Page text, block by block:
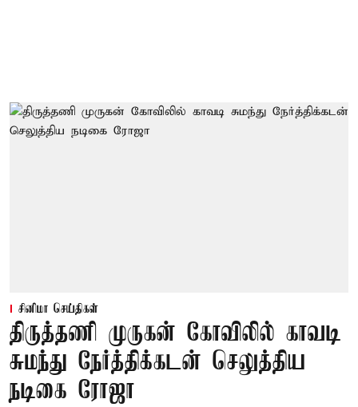
சினிமா செய்திகள்
திருத்தணி முருகன் கோவிலில் காவடி
சுமந்து நேர்த்திக்கடன் செலுத்திய
நடிகை ரோஜா